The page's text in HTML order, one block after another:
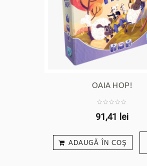
OAIA HOP!
91,41 lei
ADAUGĂ ÎN COŞ